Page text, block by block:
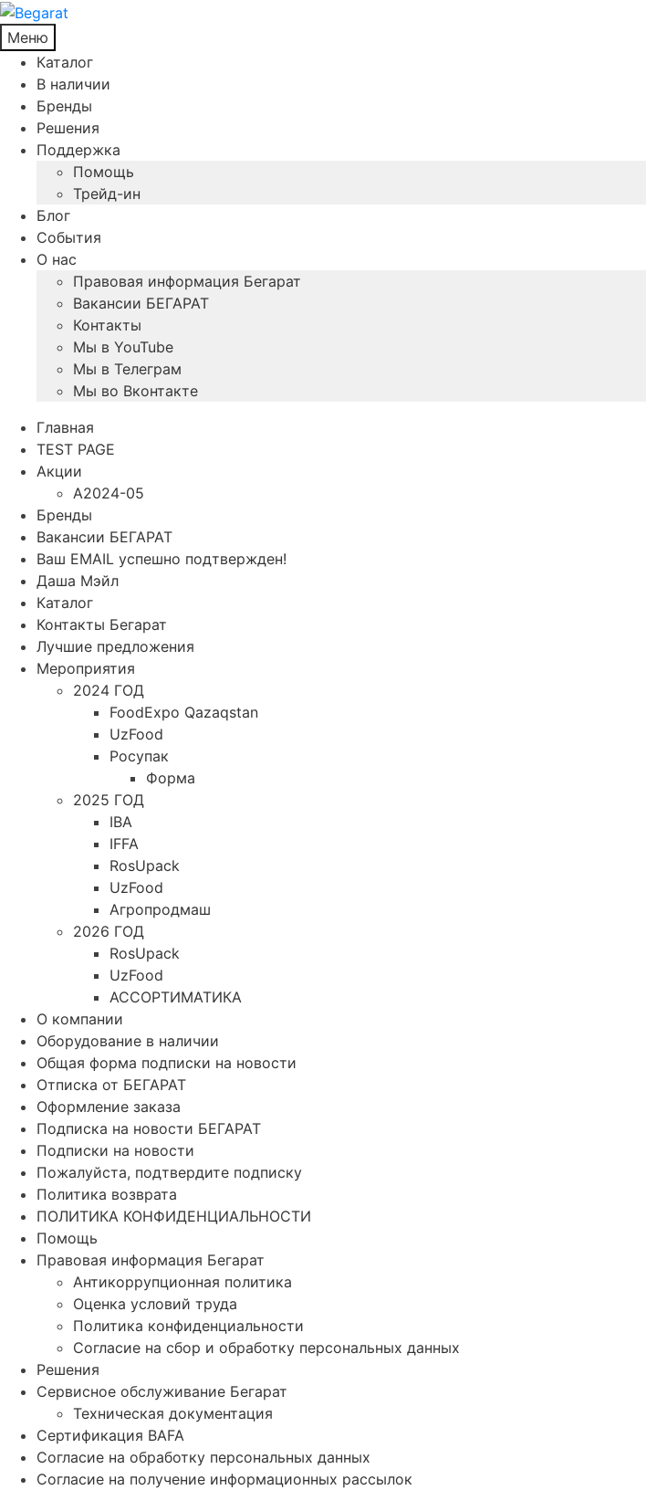
Меню
Каталог
В наличии
Бренды
Решения
Поддержка
Помощь
Трейд-ин
Блог
События
О нас
Правовая информация Бегарат
Вакансии БЕГАРАТ
Контакты
Мы в YouTube
Мы в Телеграм
Мы во Вконтакте
Главная
TEST PAGE
Акции
A2024-05
Бренды
Вакансии БЕГАРАТ
Ваш EMAIL успешно подтвержден!
Даша Мэйл
Каталог
Контакты Бегарат
Лучшие предложения
Мероприятия
2024 ГОД
FoodExpo Qazaqstan
UzFood
Росупак
Форма
2025 ГОД
IBA
IFFA
RosUpack
UzFood
Агропродмаш
2026 ГОД
RosUpack
UzFood
АССОРТИМАТИКА
О компании
Оборудование в наличии
Общая форма подписки на новости
Отписка от БЕГАРАТ
Оформление заказа
Подписка на новости БЕГАРАТ
Подписки на новости
Пожалуйста, подтвердите подписку
Политика возврата
ПОЛИТИКА КОНФИДЕНЦИАЛЬНОСТИ
Помощь
Правовая информация Бегарат
Антикоррупционная политика
Оценка условий труда
Политика конфиденциальности
Согласие на сбор и обработку персональных данных
Решения
Сервисное обслуживание Бегарат
Техническая документация
Сертификация BAFA
Согласие на обработку персональных данных
Согласие на получение информационных рассылок